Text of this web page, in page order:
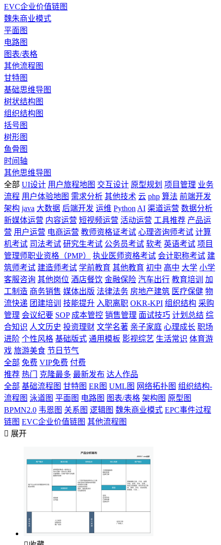
EVC企业价值链图
魏朱商业模式
平面图
电路图
图表/表格
其他流程图
甘特图
基础思维导图
树状结构图
组织结构图
括号图
树形图
鱼骨图
时间轴
其他思维导图
全部 UI设计 用户旅程地图 交互设计 原型规划 项目管理 业务
流程 用户体验地图 需求分析 其他技术 云 php 算法 前端开发
架构 java 大数据 后端开发 运维 Python AI 渠道运营 数据分析
新媒体运营 内容运营 短视频运营 活动运营 工具推荐 产品运
营 用户运营 电商运营 教师资格证考试 心理咨询师考试 计算
机考试 司法考试 研究生考试 公务员考试 软考 英语考试 项目
管理师职业资格（PMP）
执业医师资格考试 会计职称考试 建
筑师考试 建造师考试 学前教育 其他教育 初中 高中 大学 小学
客服咨询 其他岗位 酒店餐饮 金融保险 汽车出行 教育培训
加
工制造 商务销售 媒体出版 法律法务 房地产建筑 医疗保健 物
流快递 团建培训 技能提升 入职离职 OKR-KPI 组织结构 采购
管理 会议纪要 SOP 成本管控 销售管理 面试技巧 计划总结 综
合知识 人文历史 投资理财 文学名著 亲子家庭 心理成长 职场
进阶 个性风格 基础版式 通用模板 影视综艺 生活常识 体育游
戏 旅游美食 节日节气
全部 免费 VIP免费 付费
推荐 热门 克隆最多 最新发布 达人作品
全部 基础流程图 甘特图 ER图 UML图 网络拓扑图 组织结构-
流程图 泳道图 平面图 电路图 图表/表格 架构图 原型图
BPMN2.0 韦恩图 关系图 逻辑图 魏朱商业模式 EPC事件过程
链图 EVC企业价值链图 其他流程图
 展开